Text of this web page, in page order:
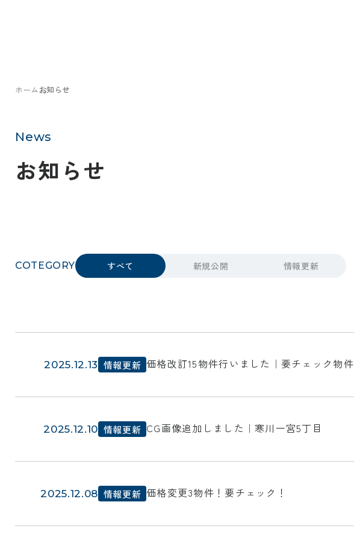
ホーム お知らせ
News
お知らせ
COTEGORY すべて 新規公開 情報更新
2025.12.13 情報更新 価格改訂15物件行いました｜要チェック物件
2025.12.10 情報更新 CG画像追加しました｜寒川一宮5丁目
2025.12.08 情報更新 価格変更3物件！要チェック！